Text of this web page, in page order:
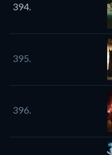
394.
395.
396.